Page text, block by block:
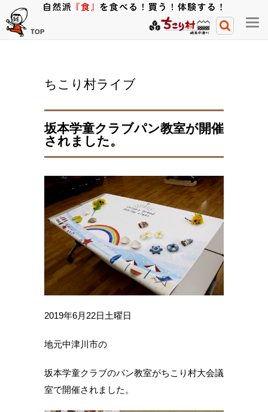
TOP
メ
ニ
ちこり村ライブ
坂本学童クラブパン教室が開催
されました。
2019年6月22日土曜日
地元中津川市の
坂本学童クラブのパン教室がちこり村大会議
室で開催されました。